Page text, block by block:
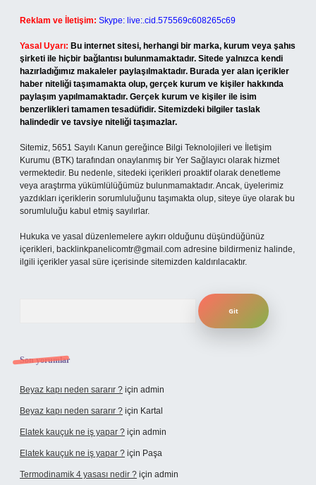
Reklam ve İletişim: Skype: live:.cid.575569c608265c69
Yasal Uyarı: Bu internet sitesi, herhangi bir marka, kurum veya şahıs
şirketi ile hiçbir bağlantısı bulunmamaktadır. Sitede yalnızca kendi
hazırladığımız makaleler paylaşılmaktadır. Burada yer alan içerikler
haber niteliği taşımamakta olup, gerçek kurum ve kişiler hakkında
paylaşım yapılmamaktadır. Gerçek kurum ve kişiler ile isim
benzerlikleri tamamen tesadüfidir. Sitemizdeki bilgiler taslak
halindedir ve tavsiye niteliği taşımazlar.
Sitemiz, 5651 Sayılı Kanun gereğince Bilgi Teknolojileri ve İletişim
Kurumu (BTK) tarafından onaylanmış bir Yer Sağlayıcı olarak hizmet
vermektedir. Bu nedenle, sitedeki içerikleri proaktif olarak denetleme
veya araştırma yükümlülüğümüz bulunmamaktadır. Ancak, üyelerimiz
yazdıkları içeriklerin sorumluluğunu taşımakta olup, siteye üye olarak bu
sorumluluğu kabul etmiş sayılırlar.
Hukuka ve yasal düzenlemelere aykırı olduğunu düşündüğünüz
içerikleri, backlinkpanelicomtr@gmail.com adresine bildirmeniz halinde,
ilgili içerikler yasal süre içerisinde sitemizden kaldırılacaktır.
Son yorumlar
Beyaz kapı neden sararır ? için admin
Beyaz kapı neden sararır ? için Kartal
Elatek kauçuk ne iş yapar ? için admin
Elatek kauçuk ne iş yapar ? için Paşa
Termodinamik 4 yasası nedir ? için admin